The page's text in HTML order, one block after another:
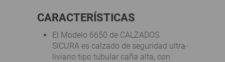
CARACTERÍSTICAS
El Modelo 6650 de CALZADOS
SICURA es calzado de seguridad ultra-
liviano tipo tubular caña alta, con